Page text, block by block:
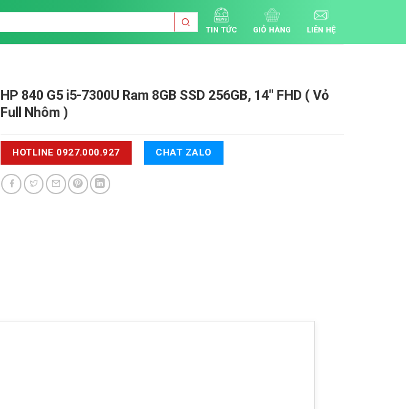
TIN TỨC GIỎ HÀNG LIÊN HỆ
HP 840 G5 i5-7300U Ram 8GB SSD 256GB, 14" FHD ( Vỏ
Full Nhôm )
HOTLINE 0927.000.927 CHAT ZALO